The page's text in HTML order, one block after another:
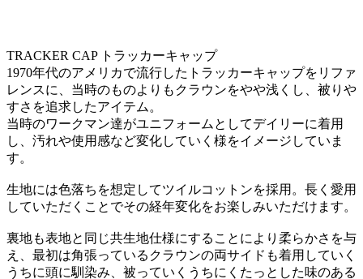
TRACKER CAP トラッカーキャップ
1970年代のアメリカで流行したトラッカーキャップをリファ
レンスに、当時のものよりもクラウンをやや浅くし、被りや
すさを追求したアイテム。
当時のワークマン達がユニフォームとしてデイリーに着用
し、汚れや使用感など変化していく様をイメージしていま
す。
生地には色落ちを想定してツイルコットンを採用。長く愛用
していただくことでその経年変化をお楽しみいただけます。
裏地も表地と同じ共生地仕様にすることにより柔らかさを与
え、最初は角張っているクラウンの両サイドも着用していく
うちに頭に馴染み、被っていくうちにくたっとした味のある